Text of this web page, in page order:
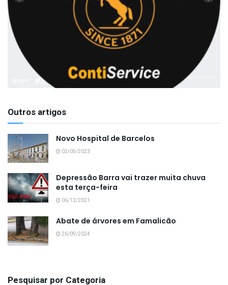
Outros artigos
Novo Hospital de Barcelos
02/05/2023
Depressão Barra vai trazer muita chuva
esta terça-feira
06/12/2021
Abate de árvores em Famalicão
26/09/2024
Pesquisar por Categoria